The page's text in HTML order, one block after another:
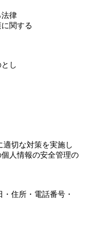
律
関する
し
切な対策を実施し
人情報の安全管理の
住所・電話番号・